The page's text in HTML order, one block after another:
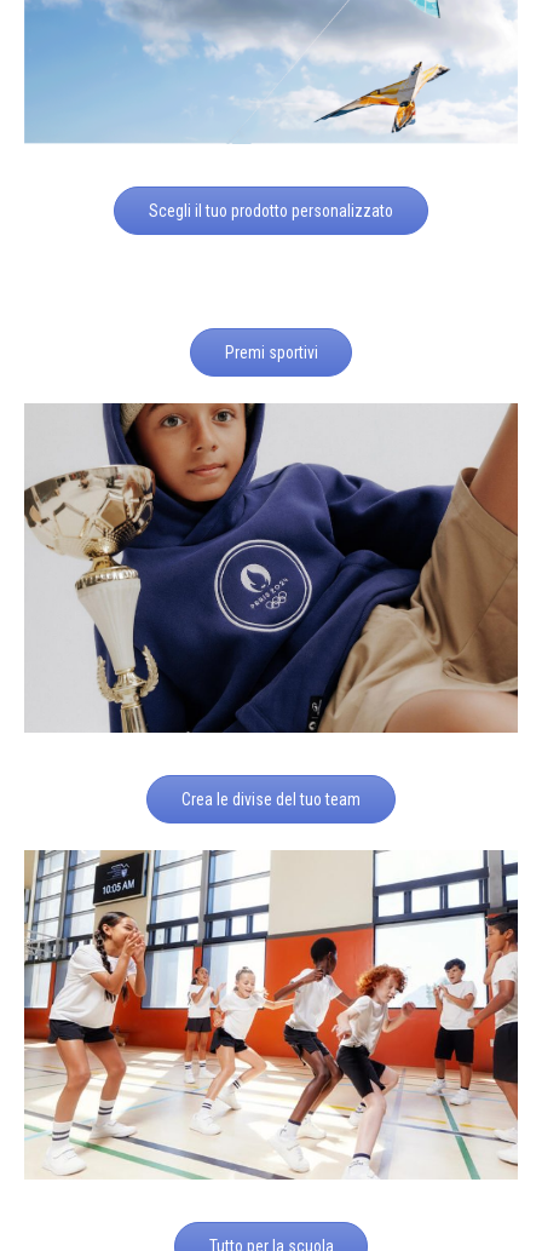
Scegli il tuo prodotto personalizzato
Premi sportivi
Crea le divise del tuo team
Tutto per la scuola